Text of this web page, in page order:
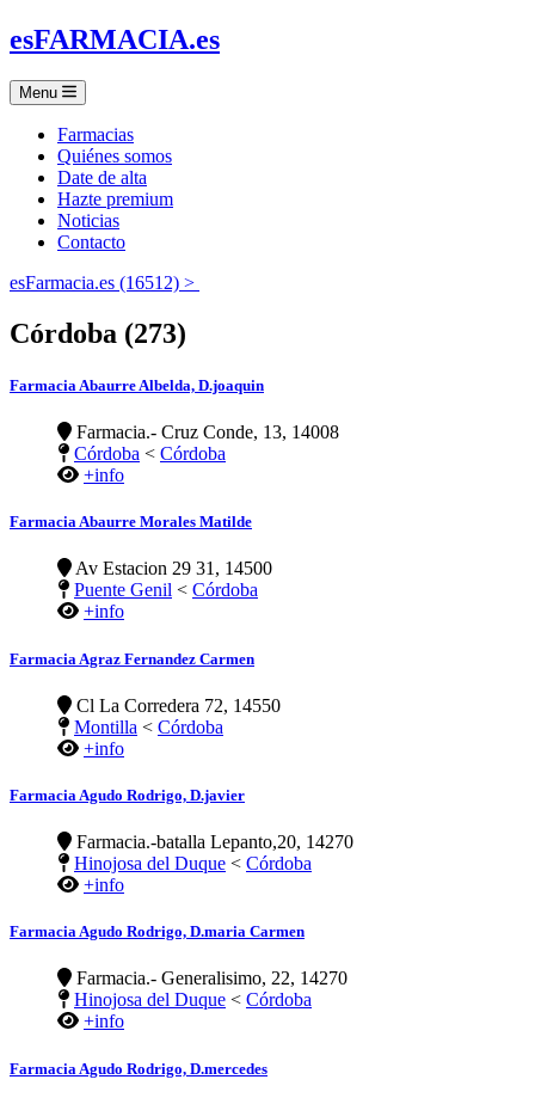
esFARMACIA.es
Menu
Farmacias
Quiénes somos
Date de alta
Hazte premium
Noticias
Contacto
esFarmacia.es (16512) >
Córdoba (273)
Farmacia Abaurre Albelda, D.joaquin
Farmacia.- Cruz Conde, 13, 14008
Córdoba < Córdoba
+info
Farmacia Abaurre Morales Matilde
Av Estacion 29 31, 14500
Puente Genil < Córdoba
+info
Farmacia Agraz Fernandez Carmen
Cl La Corredera 72, 14550
Montilla < Córdoba
+info
Farmacia Agudo Rodrigo, D.javier
Farmacia.-batalla Lepanto,20, 14270
Hinojosa del Duque < Córdoba
+info
Farmacia Agudo Rodrigo, D.maria Carmen
Farmacia.- Generalisimo, 22, 14270
Hinojosa del Duque < Córdoba
+info
Farmacia Agudo Rodrigo, D.mercedes